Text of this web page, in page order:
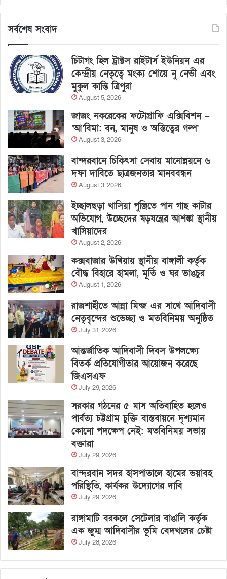
সর্বশেষ সংবাদ
চিটাগং হিল ট্রাক্টস রাইটার্স ইউনিয়ন এর
কেন্দ্রীয় নেতৃত্বে মংক্য শোয়ে নু নেভী এবং
মুকুল কান্তি ত্রিপুরা
August 5, 2026
জাজং নকরেকের ফটোগ্রাফি এক্সিবিশন –
‘আ’বিমা: বন, মানুষ ও অস্তিত্বের গল্প’
August 3, 2026
বান্দরবানে চিকিৎসা সেবায় মানোন্নয়নে ৬
দফা দাবিতে ছাত্রজনতার মানববন্ধন
August 3, 2026
ইচ্ছালছড়া খাসিয়া পুঞ্জিতে পান গাছ কাটার
অভিযোগ, উচ্ছেদের ষড়যন্ত্রের আশঙ্কা স্থানীয়
খাসিয়াদের
August 2, 2026
কক্সবাজার উখিয়ায় স্থানীয় বাঙ্গালী কর্তৃক
বৌদ্ধ বিহারে হামলা, মূর্তি ও ঘর ভাঙচুর
August 1, 2026
রাজশাহীতে আন্না মিন্জ এর সাথে আদিবাসী
নেতৃবৃন্দের শুভেচ্ছা ও মতবিনিময় অনুষ্ঠিত
July 31, 2026
আন্তর্জাতিক আদিবাসী দিবস উপলক্ষ্যে
বিতর্ক প্রতিযোগীতার আয়োজন করেছে
জিএসএফ
July 29, 2026
সরকার গঠনের ৫ মাস অতিবাহিত হলেও
পার্বত্য চট্টগ্রাম চুক্তি বাস্তবায়নে দৃশ্যমান
কোনো পদক্ষেপ নেই: মতবিনিময় সভায়
বক্তারা
July 29, 2026
বান্দরবান সদর হাসপাতালে হামের ভয়াবহ
পরিস্থিতি, কার্যকর উদ্যোগের দাবি
July 29, 2026
রাঙ্গামাটি বরকলে সেটেলার বাঙালি কর্তৃক
এক জুম্ম আদিবাসীর ভূমি বেদখলের চেষ্টা
July 28, 2026